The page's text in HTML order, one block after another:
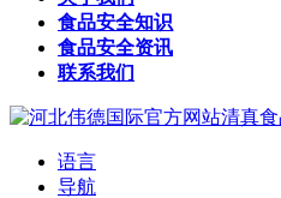
食品安全知识
食品安全资讯
联系我们
语言
导航